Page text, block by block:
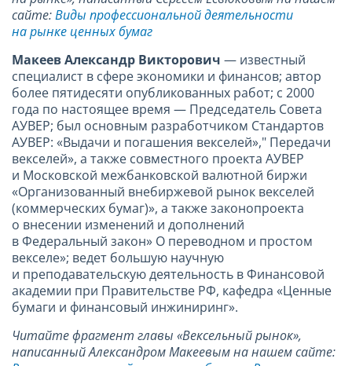
сайте:Виды профессиональной деятельности
на рынке ценных бумаг
МакеевАлександр Викторович — известный
специалист в сфере экономики и финансов; автор
более пятидесяти опубликованных работ; с 2000
года по настоящее время — Председатель Совета
АУВЕР; был основным разработчиком Стандартов
АУВЕР: «Выдачи и погашения векселей»," Передачи
векселей», а также совместного проекта АУВЕР
и Московской межбанковской валютной биржи
«Организованный внебиржевой рынок векселей
(коммерческих бумаг)», а также законопроекта
о внесении изменений и дополнений
в Федеральный закон» О переводном и простом
векселе»; ведет большую научную
и преподавательскую деятельность в Финансовой
академии при Правительстве РФ, кафедра «Ценные
бумаги и финансовый инжиниринг».
Читайте фрагмент главы «Вексельный рынок»,
написанный Александром Макеевым на нашем сайте: